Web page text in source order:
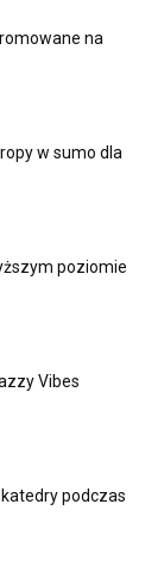
na
w sumo dla
poziomie
Vibes
podczas